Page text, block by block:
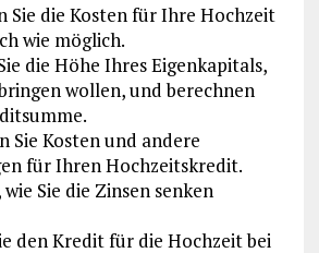
Sie die Kosten für Ihre Hochzeit
wie möglich.
die Höhe Ihres Eigenkapitals,
wollen, und berechnen
Sie Kosten und andere
für Ihren Hochzeitskredit.
Sie die Zinsen senken
den Kredit für die Hochzeit bei